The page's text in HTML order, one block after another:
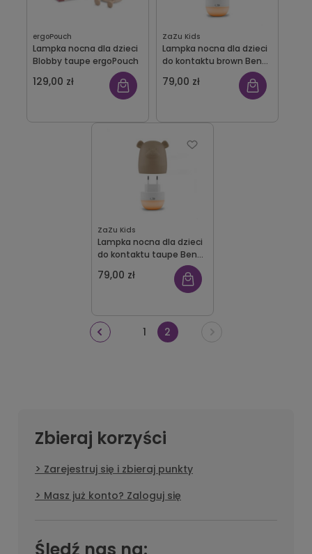
ergoPouch
Lampka nocna dla dzieci
Blobby taupe ergoPouch
129,00 zł
ZaZu Kids
Lampka nocna dla dzieci
do kontaktu brown Benny
79,00 zł
ZaZu Kids
Lampka nocna dla dzieci
do kontaktu taupe Benny
79,00 zł
1 2
Zbieraj korzyści
Zarejestruj się i zbieraj punkty
Masz już konto? Zaloguj się